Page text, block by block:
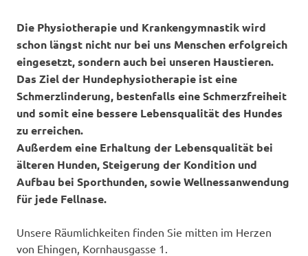
Die Physiotherapie und Krankengymnastik wird
schon längst nicht nur bei uns Menschen erfolgreich
eingesetzt, sondern auch bei unseren Haustieren.
Das Ziel der Hundephysiotherapie ist eine
Schmerzlinderung, bestenfalls eine Schmerzfreiheit
und somit eine bessere Lebensqualität des Hundes
zu erreichen.
Außerdem eine Erhaltung der Lebensqualität bei
älteren Hunden, Steigerung der Kondition und
Aufbau bei Sporthunden, sowie Wellnessanwendung
für jede Fellnase.
Unsere Räumlichkeiten finden Sie mitten im Herzen
von Ehingen, Kornhausgasse 1.